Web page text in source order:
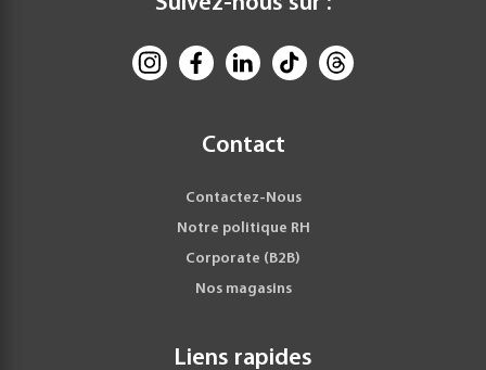
Contact
Contactez-Nous
Notre politique RH
Corporate (B2B)
Nos magasins
Liens rapides